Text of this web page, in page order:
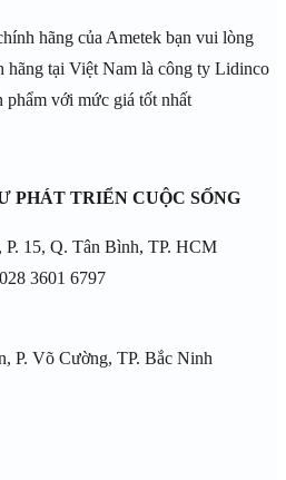
hãng của Ametek bạn vui lòng
hãng tại Việt Nam là công ty Lidinco
phẩm với mức giá tốt nhất
PHÁT TRIỂN CUỘC SỐNG
P. 15, Q. Tân Bình, TP. HCM
3601 6797
P. Võ Cường, TP. Bắc Ninh